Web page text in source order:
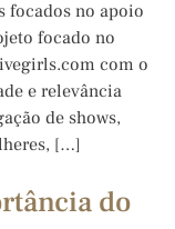
focados no apoio
focado no
com o
e relevância
de shows,
[…]
do